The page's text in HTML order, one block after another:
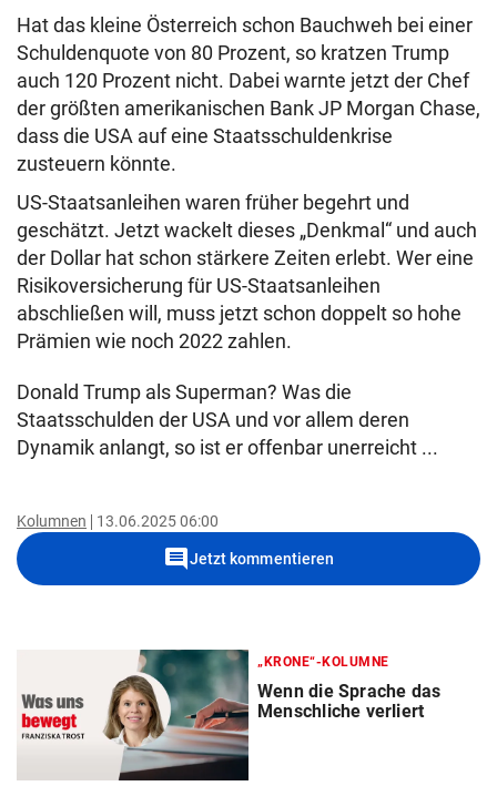
Hat das kleine Österreich schon Bauchweh bei einer
Schuldenquote von 80 Prozent, so kratzen Trump
auch 120 Prozent nicht. Dabei warnte jetzt der Chef
der größten amerikanischen Bank JP Morgan Chase,
dass die USA auf eine Staatsschuldenkrise
zusteuern könnte.
US-Staatsanleihen waren früher begehrt und
geschätzt. Jetzt wackelt dieses „Denkmal“ und auch
der Dollar hat schon stärkere Zeiten erlebt. Wer eine
Risikoversicherung für US-Staatsanleihen
abschließen will, muss jetzt schon doppelt so hohe
Prämien wie noch 2022 zahlen.
Donald Trump als Superman? Was die
Staatsschulden der USA und vor allem deren
Dynamik anlangt, so ist er offenbar unerreicht ...
Kolumnen 13.06.2025 06:00
commentJetzt kommentieren
„KRONE“-KOLUMNE
Wenn die Sprache das
Menschliche verliert